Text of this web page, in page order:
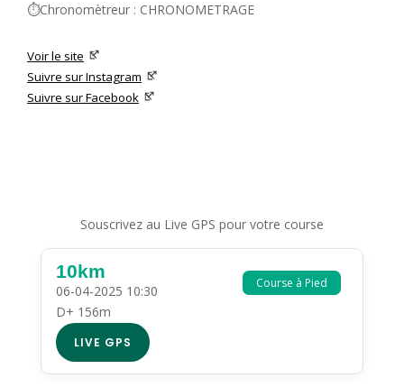
⏱️Chronomètreur : CHRONOMETRAGE
Voir le site
Suivre sur Instagram
Suivre sur Facebook
Souscrivez au Live GPS pour votre course
Course à Pied
10km
06-04-2025 10:30
D+ 156m
LIVE GPS